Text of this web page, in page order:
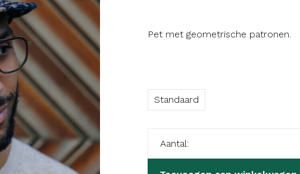
Pet met geometrische patronen.
Standaard
Aantal: